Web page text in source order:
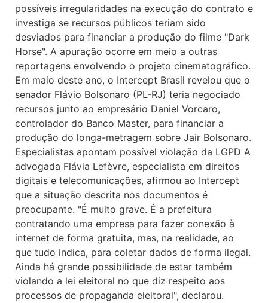
possíveis irregularidades na execução do contrato e
investiga se recursos públicos teriam sido
desviados para financiar a produção do filme "Dark
Horse". A apuração ocorre em meio a outras
reportagens envolvendo o projeto cinematográfico.
Em maio deste ano, o Intercept Brasil revelou que o
senador Flávio Bolsonaro (PL-RJ) teria negociado
recursos junto ao empresário Daniel Vorcaro,
controlador do Banco Master, para financiar a
produção do longa-metragem sobre Jair Bolsonaro.
Especialistas apontam possível violação da LGPD A
advogada Flávia Lefèvre, especialista em direitos
digitais e telecomunicações, afirmou ao Intercept
que a situação descrita nos documentos é
preocupante. "É muito grave. É a prefeitura
contratando uma empresa para fazer conexão à
internet de forma gratuita, mas, na realidade, ao
que tudo indica, para coletar dados de forma ilegal.
Ainda há grande possibilidade de estar também
violando a lei eleitoral no que diz respeito aos
processos de propaganda eleitoral", declarou.